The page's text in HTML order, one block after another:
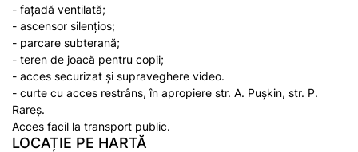
- fațadă ventilată;
- ascensor silențios;
- parcare subterană;
- teren de joacă pentru copii;
- acces securizat și supraveghere video.
- curte cu acces restrâns, în apropiere str. A. Puşkin, str. P.
Rareş.
Acces facil la transport public.
LOCAȚIE PE HARTĂ